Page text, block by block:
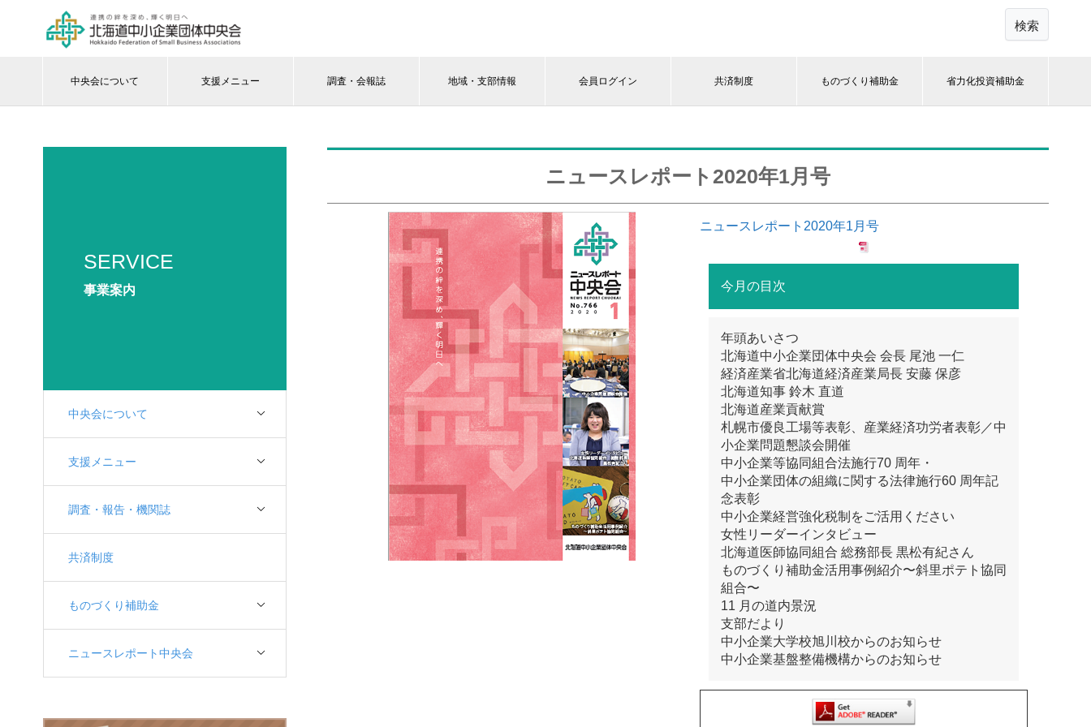
検索
中央会について 支援メニュー 調査・会報誌 地域・支部情報 会員ログイン 共済制度 ものづくり補助金 省力化投資補助金
SERVICE
事業案内
中央会について
支援メニュー
調査・報告・機関誌
共済制度
ものづくり補助金
ニュースレポート中央会
ニュースレポート2020年1月号
ニュースレポート2020年1月号
今月の目次
年頭あいさつ
北海道中小企業団体中央会 会長 尾池 一仁
経済産業省北海道経済産業局長 安藤 保彦
北海道知事 鈴木 直道
北海道産業貢献賞
札幌市優良工場等表彰、産業経済功労者表彰／中
小企業問題懇談会開催
中小企業等協同組合法施行70 周年・
中小企業団体の組織に関する法律施行60 周年記
念表彰
中小企業経営強化税制をご活用ください
女性リーダーインタビュー
北海道医師協同組合 総務部長 黒松有紀さん
ものづくり補助金活用事例紹介〜斜里ポテト協同
組合〜
11 月の道内景況
支部だより
中小企業大学校旭川校からのお知らせ
中小企業基盤整備機構からのお知らせ